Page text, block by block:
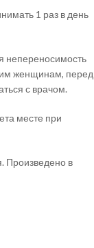
1 раз в день
непереносимость
женщинам, перед
с врачом.
месте при
Произведено в